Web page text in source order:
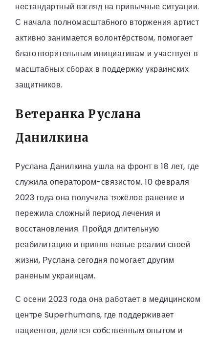
нестандартный взгляд на привычные ситуации.
С начала полномасштабного вторжения артист
активно занимается волонтёрством, помогает
благотворительным инициативам и участвует в
масштабных сборах в поддержку украинских
защитников.
Ветеранка Руслана
Данилкина
Руслана Данилкина ушла на фронт в 18 лет, где
служила оператором-связистом. 10 февраля
2023 года она получила тяжёлое ранение и
пережила сложный период лечения и
восстановления. Пройдя длительную
реабилитацию и приняв новые реалии своей
жизни, Руслана сегодня помогает другим
раненым украинцам.
С осени 2023 года она работает в медицинском
центре Superhumans, где поддерживает
пациентов, делится собственным опытом и